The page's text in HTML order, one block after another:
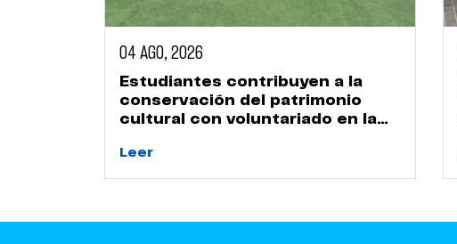
04 AGO, 2026
Estudiantes contribuyen a la
conservación del patrimonio
cultural con voluntariado en la
Leer